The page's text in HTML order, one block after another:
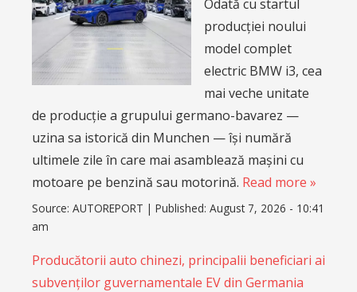
Odată cu startul
producției noului
model complet
electric BMW i3, cea
mai veche unitate
de producție a grupului germano-bavarez —
uzina sa istorică din Munchen — își numără
ultimele zile în care mai asamblează mașini cu
motoare pe benzină sau motorină. Read more »
Source: AUTOREPORT | Published: August 7, 2026 - 10:41
am
Producătorii auto chinezi, principalii beneficiari ai
subvenților guvernamentale EV din Germania